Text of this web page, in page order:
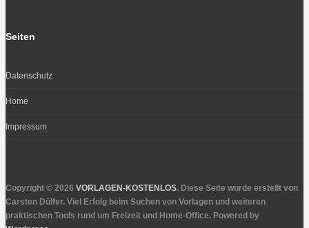
Seiten
Datenschutz
Home
Impressum
Copyright © 2026 VORLAGEN-KOSTENLOS. Diese Seite wurde erstellt von
Carsten Dülfer. Viel Erfolg beim Suchen von Vorlagen und weiteren
praktischen Tools rund um Freizeit und Home-Office. Powered by